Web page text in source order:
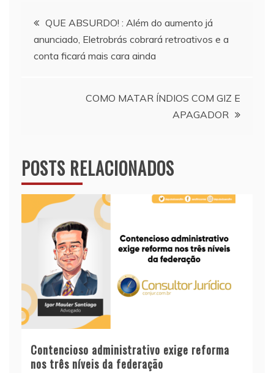
Navegação
de
QUE ABSURDO! : Além do aumento já
anunciado, Eletrobrás cobrará retroativos e a
conta ficará mais cara ainda
COMO MATAR ÍNDIOS COM GIZ E
APAGADOR
POSTS RELACIONADOS
Contencioso administrativo exige reforma
nos três níveis da federação